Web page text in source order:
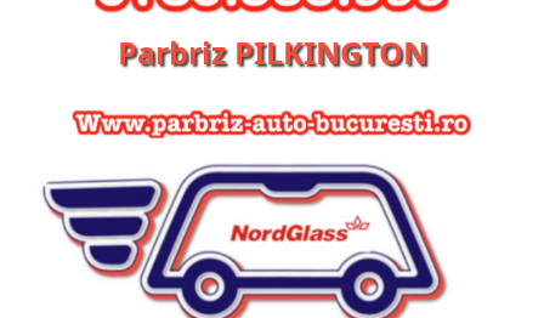
Parbriz PILKINGTON